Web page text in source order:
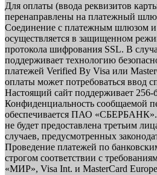
Для оплаты (ввода реквизитов
перенаправлены на платежный
Соединение с платежным шлюзом и
осуществляется в защищенном
протокола шифрования SSL. В
поддерживает технологию
платежей Verified By Visa или
оплаты может потребоваться ввод
Настоящий сайт поддерживает
Конфиденциальность сообщаемой
обеспечивается ПАО
не будет предоставлена третьим
случаев, предусмотренных
Проведение платежей по
строгом соответствии с
«МИР», Visa Int. и MasterCard